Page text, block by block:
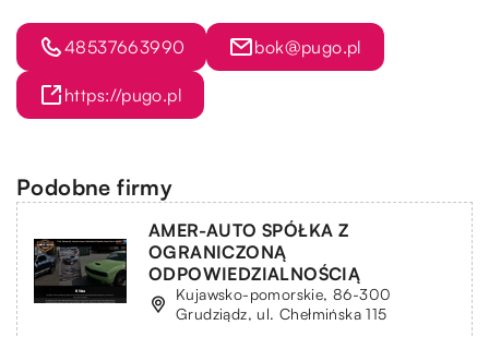
48537663990 bok@pugo.pl
https://pugo.pl
Podobne firmy
AMER-AUTO SPÓŁKA Z
OGRANICZONĄ
ODPOWIEDZIALNOŚCIĄ
Kujawsko-pomorskie, 86-300
Grudziądz, ul. Chełmińska 115